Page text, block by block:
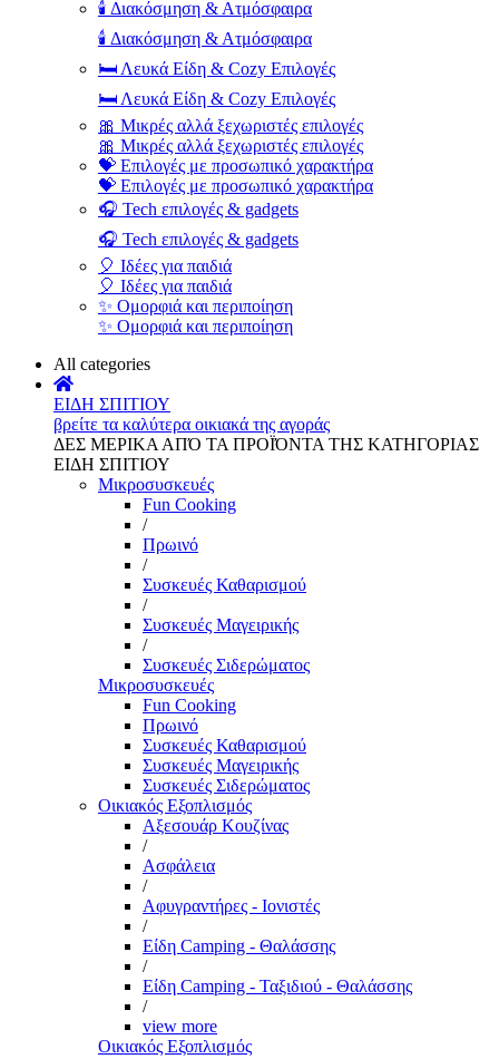
🕯️ Διακόσμηση & Ατμόσφαιρα
🕯️ Διακόσμηση & Ατμόσφαιρα
🛏️ Λευκά Είδη & Cozy Επιλογές
🛏️ Λευκά Είδη & Cozy Επιλογές
🎀 Μικρές αλλά ξεχωριστές επιλογές
🎀 Μικρές αλλά ξεχωριστές επιλογές
💝 Επιλογές με προσωπικό χαρακτήρα
💝 Επιλογές με προσωπικό χαρακτήρα
🎧 Tech επιλογές & gadgets
🎧 Tech επιλογές & gadgets
🎈 Ιδέες για παιδιά
🎈 Ιδέες για παιδιά
✨ Ομορφιά και περιποίηση
✨ Ομορφιά και περιποίηση
All categories
ΕΙΔΗ ΣΠΙΤΙΟΥ
βρείτε τα καλύτερα οικιακά της αγοράς
ΔΕΣ ΜΕΡΙΚΑ ΑΠΌ ΤΑ ΠΡΟΪΌΝΤΑ ΤΗΣ ΚΑΤΗΓΟΡΙΑΣ
ΕΙΔΗ ΣΠΙΤΙΟΥ
Μικροσυσκευές
Fun Cooking
/
Πρωινό
/
Συσκευές Καθαρισμού
/
Συσκευές Μαγειρικής
/
Συσκευές Σιδερώματος
Μικροσυσκευές
Fun Cooking
Πρωινό
Συσκευές Καθαρισμού
Συσκευές Μαγειρικής
Συσκευές Σιδερώματος
Οικιακός Εξοπλισμός
Αξεσουάρ Κουζίνας
/
Ασφάλεια
/
Αφυγραντήρες - Ιονιστές
/
Είδη Camping - Θαλάσσης
/
Είδη Camping - Ταξιδιού - Θαλάσσης
/
view more
Οικιακός Εξοπλισμός